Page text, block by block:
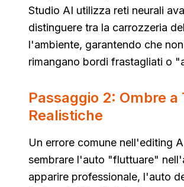
Studio AI utilizza reti neurali
distinguere tra la carrozzeria
l'ambiente, garantendo che non
rimangano bordi frastagliati o
Passaggio 2: Ombre a
Realistiche
Un errore comune nell'editing
sembrare l'auto "fluttuare"
apparire professionale, l'auto